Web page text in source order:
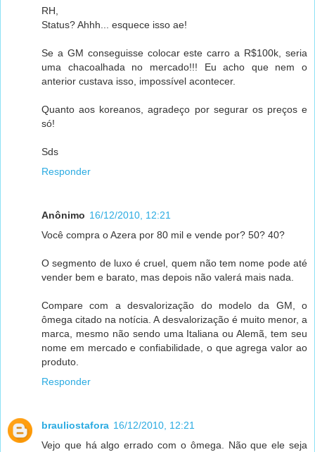
RH,
Status? Ahhh... esquece isso ae!
Se a GM conseguisse colocar este carro a R$100k, seria
uma chacoalhada no mercado!!! Eu acho que nem o
anterior custava isso, impossível acontecer.
Quanto aos koreanos, agradeço por segurar os preços e
só!
Sds
Responder
Anônimo 16/12/2010, 12:21
Você compra o Azera por 80 mil e vende por? 50? 40?
O segmento de luxo é cruel, quem não tem nome pode até
vender bem e barato, mas depois não valerá mais nada.
Compare com a desvalorização do modelo da GM, o
ômega citado na notícia. A desvalorização é muito menor, a
marca, mesmo não sendo uma Italiana ou Alemã, tem seu
nome em mercado e confiabilidade, o que agrega valor ao
produto.
Responder
brauliostafora 16/12/2010, 12:21
Vejo que há algo errado com o ômega. Não que ele seja